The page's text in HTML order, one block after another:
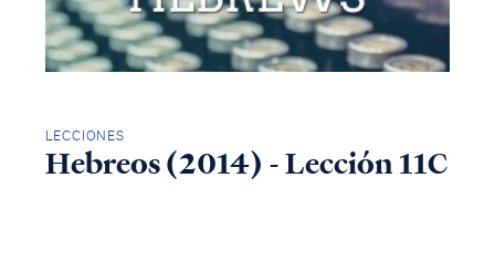
LECCIONES
Hebreos (2014) - Lección 11C